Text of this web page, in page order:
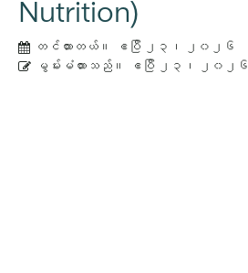
Nutrition)
တင်ထားတယ်။
ဧပြီ ၂၃၊ ၂၀၂၆
မွမ်းမံထားသည်။
ဧပြီ ၂၃၊ ၂၀၂၆